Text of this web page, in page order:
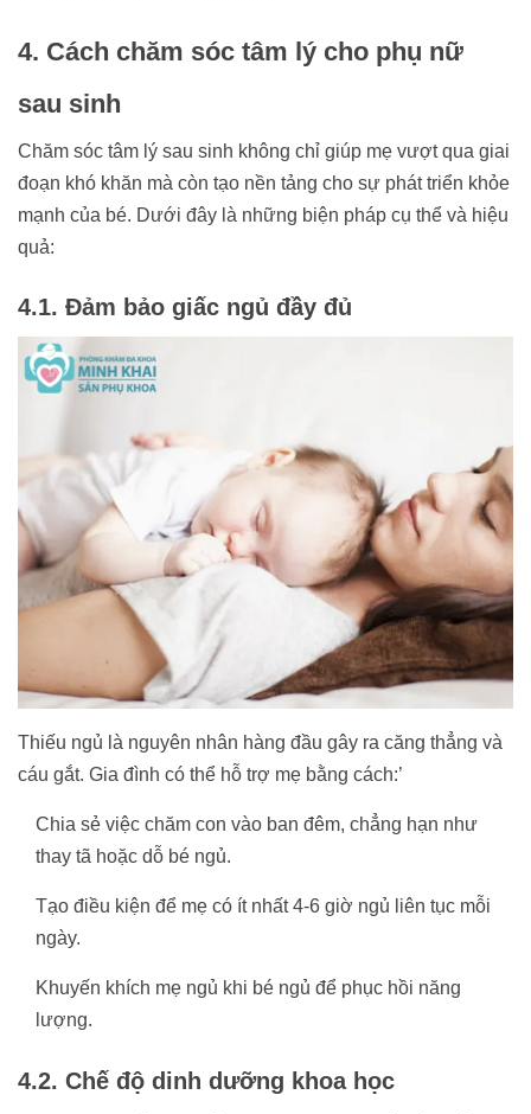
4. Cách chăm sóc tâm lý cho phụ nữ
sau sinh
Chăm sóc tâm lý sau sinh không chỉ giúp mẹ vượt qua giai
đoạn khó khăn mà còn tạo nền tảng cho sự phát triển khỏe
mạnh của bé. Dưới đây là những biện pháp cụ thể và hiệu
quả:
4.1. Đảm bảo giấc ngủ đầy đủ
Thiếu ngủ là nguyên nhân hàng đầu gây ra căng thẳng và
cáu gắt. Gia đình có thể hỗ trợ mẹ bằng cách:’
Chia sẻ việc chăm con vào ban đêm, chẳng hạn như
thay tã hoặc dỗ bé ngủ.
Tạo điều kiện để mẹ có ít nhất 4-6 giờ ngủ liên tục mỗi
ngày.
Khuyến khích mẹ ngủ khi bé ngủ để phục hồi năng
lượng.
4.2. Chế độ dinh dưỡng khoa học